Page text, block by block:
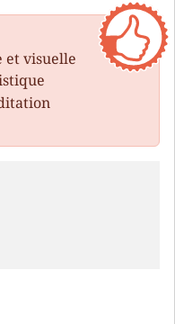
et visuelle